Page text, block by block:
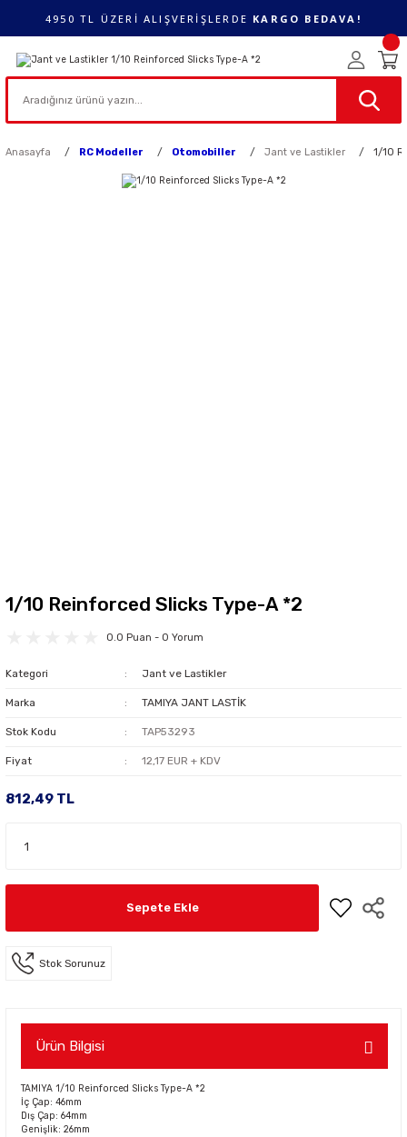
4950 TL ÜZERİ ALIŞVERİŞLERDE KARGO BEDAVA!
Anasayfa RC Modeller Otomobiller Jant ve Lastikler 1/10
1/10 Reinforced Slicks Type-A *2
0.0 Puan - 0 Yorum
Kategori Jant ve Lastikler
Marka TAMIYA JANT LASTİK
Stok Kodu TAP53293
Fiyat 12,17 EUR + KDV
812,49 TL
Sepete Ekle
Stok Sorunuz
Ürün Bilgisi
TAMIYA 1/10 Reinforced Slicks Type-A *2
İç Çap: 46mm
Dış Çap: 64mm
Genişlik: 26mm